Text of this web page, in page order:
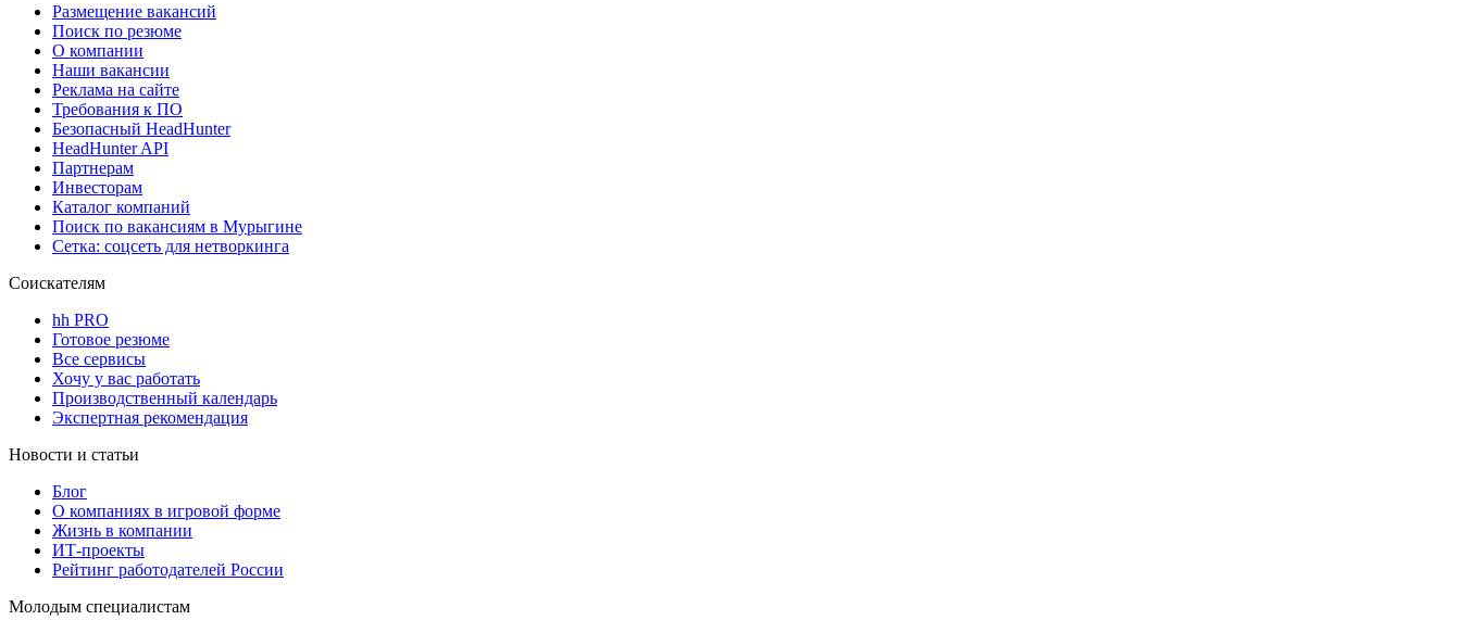
Размещение вакансий
Поиск по резюме
О компании
Наши вакансии
Реклама на сайте
Требования к ПО
Безопасный HeadHunter
HeadHunter API
Партнерам
Инвесторам
Каталог компаний
Поиск по вакансиям в Мурыгине
Сетка: соцсеть для нетворкинга
Соискателям
hh PRO
Готовое резюме
Все сервисы
Хочу у вас работать
Производственный календарь
Экспертная рекомендация
Новости и статьи
Блог
О компаниях в игровой форме
Жизнь в компании
ИТ-проекты
Рейтинг работодателей России
Молодым специалистам